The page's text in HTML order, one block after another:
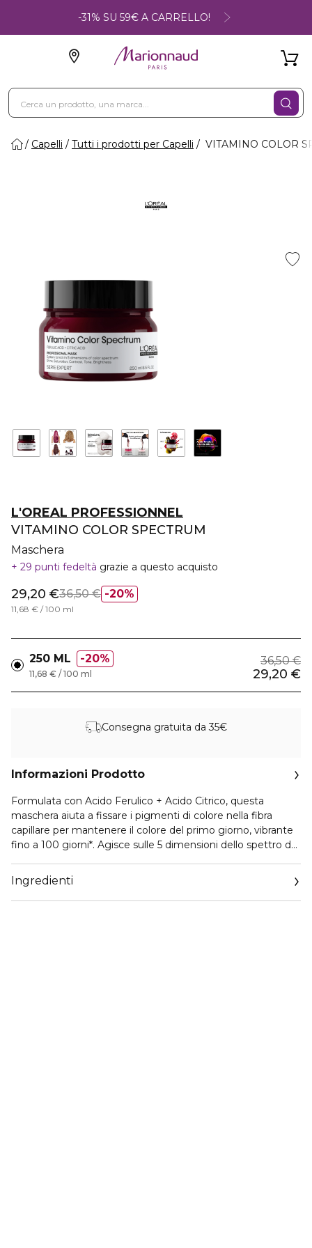
-31% SU 59€ A CARRELLO!
Capelli Tutti i prodotti per Capelli VITAMINO COLOR
L'OREAL PROFESSIONNEL
VITAMINO COLOR SPECTRUM
Maschera
29 punti fedeltà grazie a questo acquisto
20%
29,20 €36,50 €
11,68 € / 100 ml
250 ML 20% 36,50 €
29,20 €
11,68 € / 100 ml
Consegna gratuita da 35€
Informazioni Prodotto
Formulata con Acido Ferulico + Acido Citrico, questa
maschera aiuta a fissare i pigmenti di colore nella fibra
capillare per mantenere il colore del primo giorno, vibrante
fino a 100 giorni*. Agisce sulle 5 dimensioni dello spettro del
elevata. 2. Saturazione: colori pieni e vibranti. 3. Contrasto:
profondità ottimale tra diverse tonalità. 4. Riflesso: i riflessi
indesiderati sono neutralizzati. 5. Luminosità: i livelli di
Ingredienti